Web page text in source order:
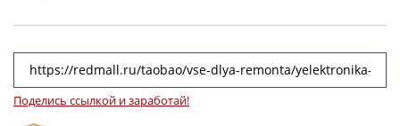
Поделись ссылкой и заработай!